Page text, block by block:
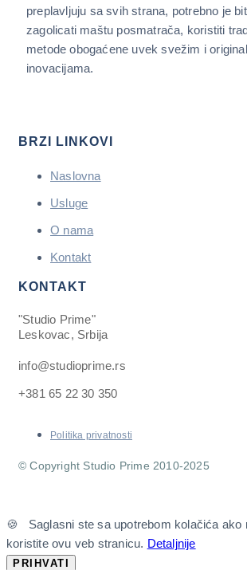
preplavljuju sa svih strana, potrebno je
zagolicati maštu posmatrača, koristiti
metode obogaćene uvek svežim i
inovacijama.
BRZI LINKOVI
Naslovna
Usluge
O nama
Kontakt
KONTAKT
"Studio Prime"
Leskovac, Srbija
info@studioprime.rs
+381 65 22 30 350
Politika privatnosti
© Copyright Studio Prime 2010-2025
🍪 Saglasni ste sa upotrebom kolačića ako
koristite ovu veb stranicu. Detaljnije
PRIHVATI